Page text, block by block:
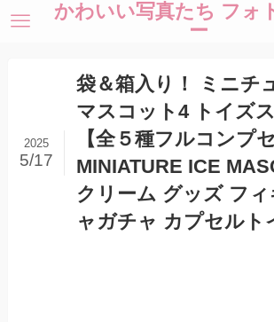
かわいい写真たち フォ
ー
袋＆箱入り！ ミニチ
マスコット4 トイズ
【全５種フルコンプ
MINIATURE ICE
クリーム グッズ フ
ャガチャ カプセルト
2025
5/17